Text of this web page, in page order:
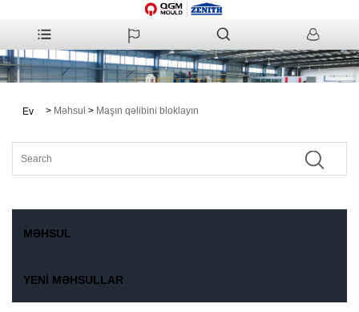
Ev > Məhsul > Maşın qəlibini bloklayın
MƏHSUL
YENI MƏHSULLAR